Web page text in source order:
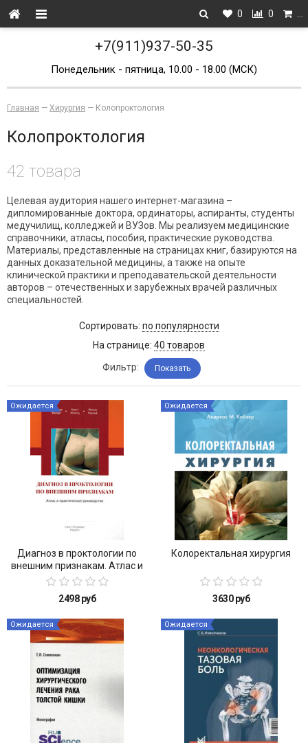
0 0
+7(911)937-50-35
Понедельник - пятница, 10.00 - 18.00 (МСК)
Главная — Хирургия — Колопроктология
Колопроктология
42 товара
Целевая аудитория нашего интернет-магазина –
дипломированные доктора, ординаторы, аспиранты, студенты
медучилищ, колледжей и ВУЗов. Мы реализуем медицинские
справочники, атласы, пособия, практические руководства.
Материалы, представленные на страницах книг, базируются на
данных доказательной медицины, а также на опыте
клинической практики и преподавательской деятельности
авторов – отечественных и зарубежных врачей различных
специальностей.
Сортировать: по популярности
На странице: 40 товаров
Фильтр: Показать
Ожидается
Диагноз в проктологии по
внешним признакам. Атлас и
практическое руководство
2498 руб
Ожидается
Колоректальная хирургия
3630 руб
Ожидается Ожидается